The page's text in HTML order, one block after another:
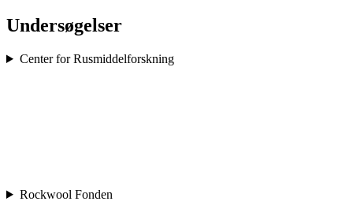
Undersøgelser
Center for Rusmiddelforskning
Rockwool Fonden